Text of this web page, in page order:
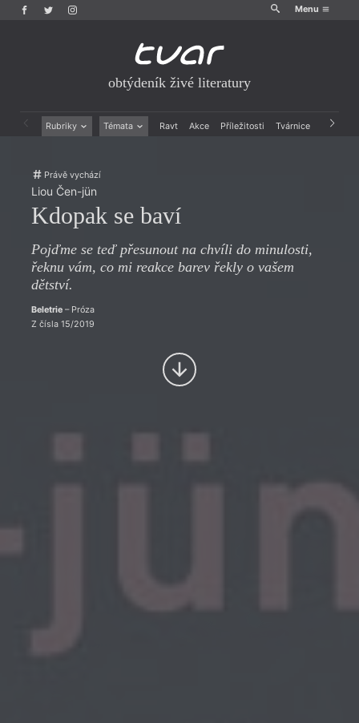
Menu
obtýdeník živé literatury
Rubriky Témata Ravt Akce Příležitosti Tvárnice Archiv
Esejistika
Recenze a reflexe
Reportáže
Mauzoleum
Historie kolonialismu
Výroční ceny
Právě vychází
Liou Čen-jün
Kdopak se baví
Pojďme se teď přesunout na chvíli do minulosti,
řeknu vám, co mi reakce barev řekly o vašem
dětství.
Beletrie– Próza
Z čísla 15/2019